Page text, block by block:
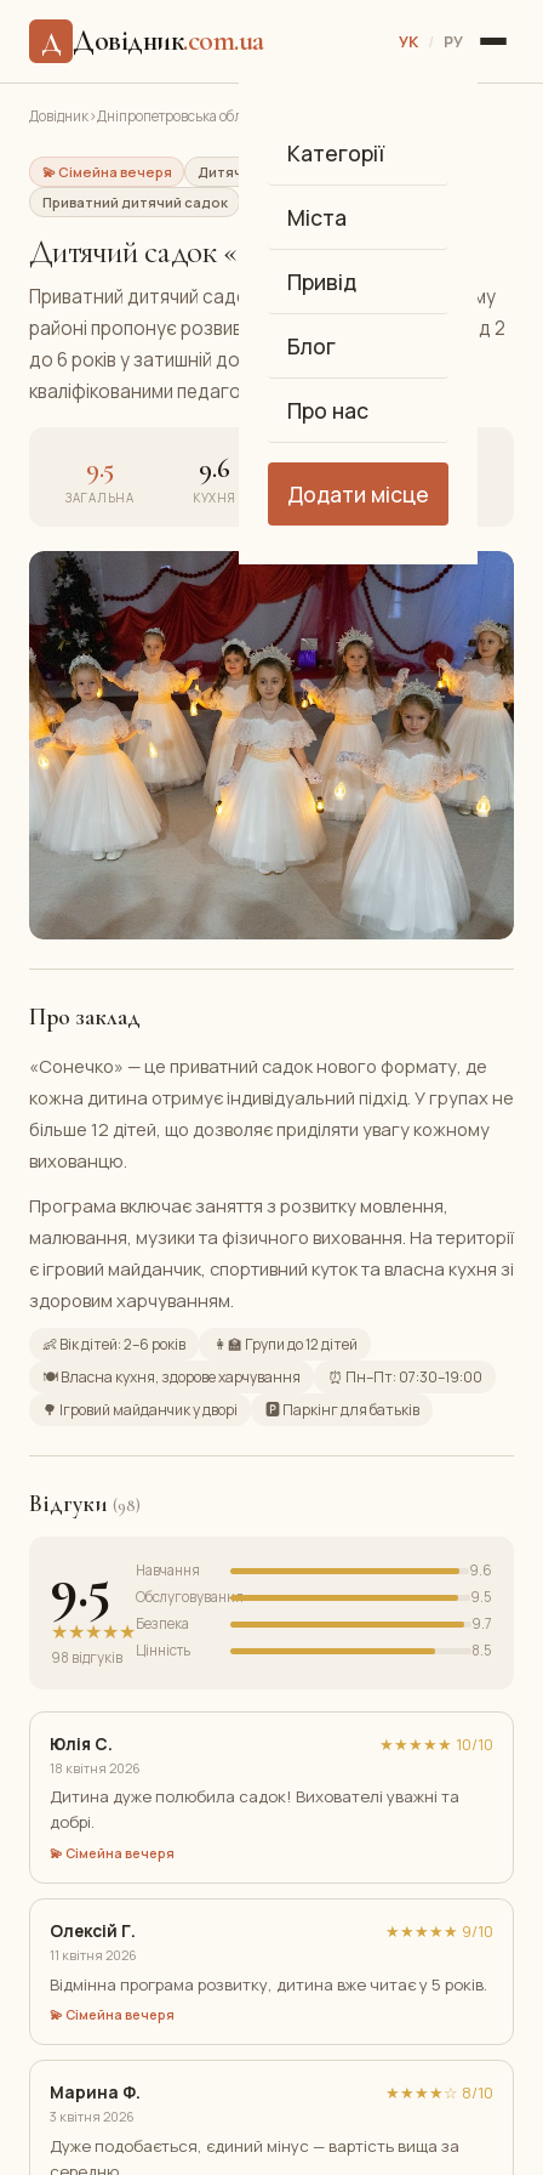
Д Довідник.com.ua УК / РУ
Категорії
Міста
Привід
Блог
Про нас
Додати місце
Довідник›Дніпропетровська обл.
💫 Сімейна вечеря
Дитячий садок
Приватний дитячий садок
Дитячий садок «Сонечко»
Приватний дитячий садок «Сонечко» у Самарському
районі пропонує розвивальні програми для дітей від 2
до 6 років у затишній домашній атмосфері з
кваліфікованими педагогами.
9.5
ЗАГАЛЬНА
9.6
КУХНЯ
9.4
АТМОСФЕРА
9.5
СЕРВІС
Про заклад
«Сонечко» — це приватний садок нового формату, де
кожна дитина отримує індивідуальний підхід. У групах не
більше 12 дітей, що дозволяє приділяти увагу кожному
вихованцю.
Програма включає заняття з розвитку мовлення,
малювання, музики та фізичного виховання. На території
є ігровий майданчик, спортивний куток та власна кухня зі
здоровим харчуванням.
👶 Вік дітей: 2–6 років
👩‍🏫 Групи до 12 дітей
🍽️ Власна кухня, здорове харчування
⏰ Пн–Пт: 07:30–19:00
🌳 Ігровий майданчик у дворі
🅿️ Паркінг для батьків
Відгуки (98)
9.5
★★★★★
98 відгуків
Навчання
9.6
Обслуговування
9.5
Безпека
9.7
Цінність
8.5
Юлія С.
18 квітня 2026
★★★★★ 10/10
Дитина дуже полюбила садок! Вихователі уважні та
добрі.
💫 Сімейна вечеря
Олексій Г.
11 квітня 2026
★★★★★ 9/10
Відмінна програма розвитку, дитина вже читає у 5 років.
💫 Сімейна вечеря
Марина Ф.
3 квітня 2026
★★★★☆ 8/10
Дуже подобається, єдиний мінус — вартість вища за